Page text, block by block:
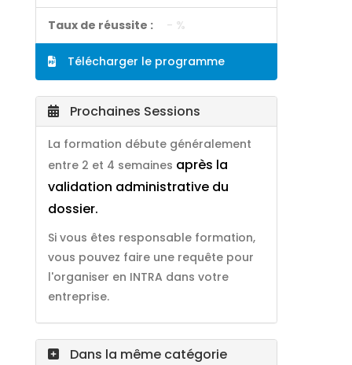
Taux de réussite : - %
Télécharger le programme
Prochaines Sessions
La formation débute généralement
entre 2 et 4 semaines après la
validation administrative du
dossier.
Si vous êtes responsable formation,
vous pouvez faire une requête pour
l'organiser en INTRA dans votre
entreprise.
Dans la même catégorie